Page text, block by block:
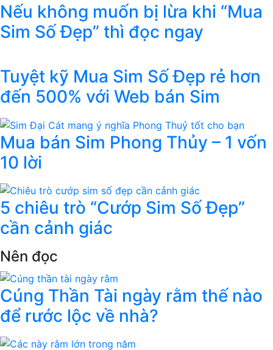
Nếu không muốn bị lừa khi “Mua
Sim Số Đẹp” thì đọc ngay
Tuyệt kỹ Mua Sim Số Đẹp rẻ hơn
đến 500% với Web bán Sim
Mua bán Sim Phong Thủy – 1 vốn
10 lời
5 chiêu trò “Cướp Sim Số Đẹp”
cần cảnh giác
Nên đọc
Cúng Thần Tài ngày rằm thế nào
để rước lộc về nhà?